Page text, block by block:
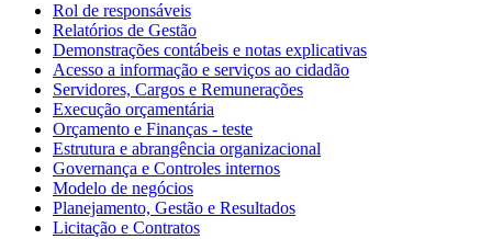
Rol de responsáveis
Relatórios de Gestão
Demonstrações contábeis e notas explicativas
Acesso a informação e serviços ao cidadão
Servidores, Cargos e Remunerações
Execução orçamentária
Orçamento e Finanças - teste
Estrutura e abrangência organizacional
Governança e Controles internos
Modelo de negócios
Planejamento, Gestão e Resultados
Licitação e Contratos